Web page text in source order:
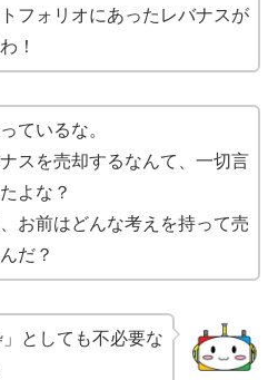
フォリオにあったレバナスが
！
ているな。
スを売却するなんて、一切言
よな？
お前はどんな考えを持って売
だ？
としても不必要な